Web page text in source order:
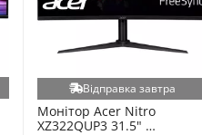
Відправка завтра
Монітор Acer Nitro
XZ322QUP3 31.5"